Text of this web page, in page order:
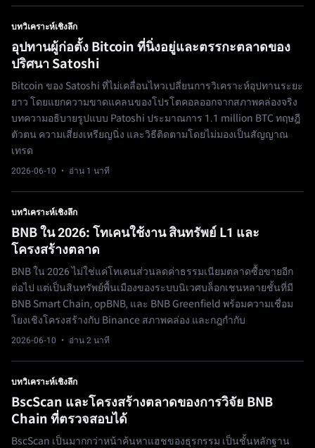
บทวิเคราะห์เชิงลึก
อุปทานผู้ก่อตั้ง Bitcoin ที่นิ่งอยู่และตรรกะตลาดของ
ปริศนา Satoshi
Bitcoin ของ Satoshi ที่ไม่เคลื่อนไหวเปลี่ยนการวิเคราะห์อุปทานระยะ
ยาว โดยแยกความขาดแคลนของโปรโตคอลออกจากสภาพคล่องจริง
บทความอธิบายรูปแบบ Patoshi ประมาณการ 1.1 million BTC ทฤษฎี
ตัวตน ความเสี่ยงเหรียญนิ่ง และวิธีติดตามโดยไม่มองเป็นสัญญาณ
เทรด
2026-06-10 · อ่าน 1 นาที
บทวิเคราะห์เชิงลึก
BNB ใน 2026: โทเคนใช้งาน สินทรัพย์ L1 และ
โครงสร้างตลาด
BNB ใน 2026 ไม่ใช่แค่โทเคนส่วนลดค่าธรรมเนียมตลาดซื้อขายอีก
ต่อไป แต่เป็นสินทรัพย์พื้นเมืองของระบบนิเวศบล็อกเชนหลายชั้นที่มี
BNB Smart Chain, opBNB, และ BNB Greenfield พร้อมความเชื่อม
โยงเชิงโครงสร้างกับ Binance สภาพคล่อง และกฎกำกับ
2026-06-10 · อ่าน 2 นาที
บทวิเคราะห์เชิงลึก
BscScan และโครงสร้างตลาดของการวิจัย BNB
Chain ที่ตรวจสอบได้
BscScan เป็นมากกว่าหน้าค้นหาแฮชของธุรกรรม เป็นชั้นหลักฐาน